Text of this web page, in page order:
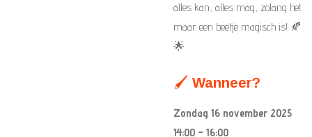
alles kan, alles mag, zolang het
maar een beetje magisch is! 🍂
🌟
🖌️ Wanneer?
Zondag 16 november 2025
14:00 – 16:00